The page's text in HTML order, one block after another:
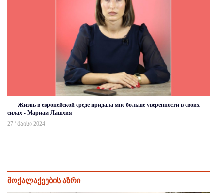
Жизнь в европейской среде придала мне больше уверенности в своих
силах - Мариам Лашхия
27 / მაისი 2024
მოქალაქეების აზრი